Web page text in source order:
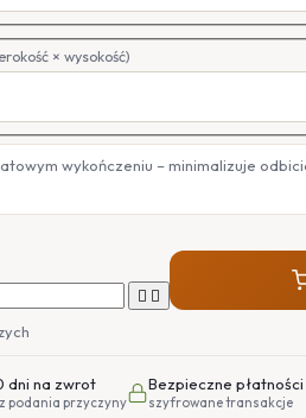
× wysokość)
wykończeniu – minimalizuje
 
dni na zwrot
podania przyczyny
Bezpieczne płatności
szyfrowane transakcje